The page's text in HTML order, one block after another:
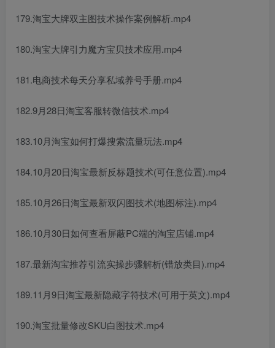
179.淘宝大牌双主图技术操作案例解析.mp4
180.淘宝大牌引力魔方宝贝技术应用.mp4
181.电商技术每天分享私域养号手册.mp4
182.9月28日淘宝客服转微信技术.mp4
183.10月淘宝如何打爆搜索流量玩法.mp4
184.10月20日淘宝最新反标题技术(可任意位置).mp4
185.10月26日淘宝最新双闪图技术(地图标注).mp4
186.10月30日如何查看屏蔽PC端的淘宝店铺.mp4
187.最新淘宝推荐引流实操步骤解析(错放类目).mp4
189.11月9日淘宝最新隐藏字符技术(可用于英文).mp4
190.淘宝批量修改SKU白图技术.mp4